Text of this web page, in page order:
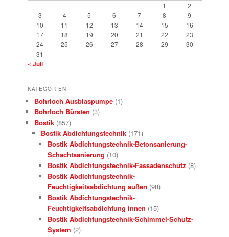
1
2
3
4 5 6 7 8
9
10
11 12 13 14 15
16
17
18 19 20 21 22
23
24
25 26 27 28 29
30
31
« Juli
KATEGORIEN
Bohrloch Ausblaspumpe (1)
Bohrloch Bürsten (3)
Bostik (857)
Bostik Abdichtungstechnik (171)
Bostik Abdichtungstechnik-Betonsanierung-
Schachtsanierung (10)
Bostik Abdichtungstechnik-Fassadenschutz (8)
Bostik Abdichtungstechnik-
Feuchtigkeitsabdichtung außen (98)
Bostik Abdichtungstechnik-
Feuchtigkeitsabdichtung innen (15)
Bostik Abdichtungstechnik-Schimmel-Schutz-
System (2)